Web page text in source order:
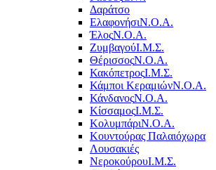
Δαράτσο
ΕλαφονήσιΝ.Ο.Α.
ΈλοςΝ.Ο.Α.
ΖυμβαγούΙ.Μ.Σ.
ΘέρισσοςΝ.Ο.Α.
ΚακόπετροςΙ.Μ.Σ.
Κάμποι ΚεραμιώνΝ.Ο.Α.
ΚάνδανοςΝ.Ο.Α.
ΚίσσαμοςΙ.Μ.Σ.
ΚολυμπάριΝ.Ο.Α.
Κουντούρας Παλαιόχωρα
Λουσακιές
ΝεροκούρουΙ.Μ.Σ.